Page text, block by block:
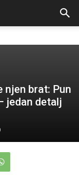
njen brat: Pun
jedan detalj